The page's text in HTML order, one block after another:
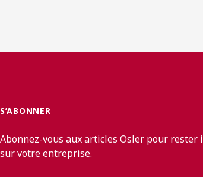
S’ABONNER
Abonnez-vous aux articles Osler pour
sur votre entreprise.